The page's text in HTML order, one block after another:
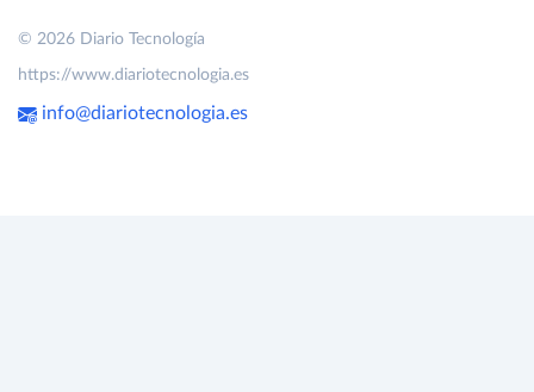
© 2026 Diario Tecnología
https://www.diariotecnologia.es
info@diariotecnologia.es